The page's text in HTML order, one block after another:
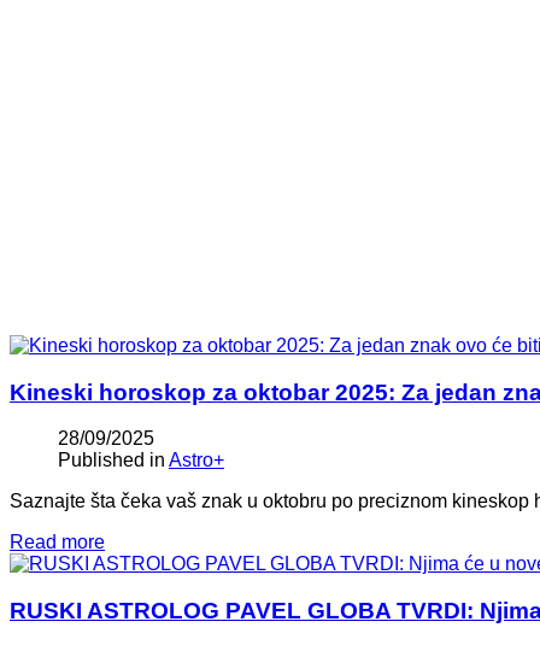
Kineski horoskop za oktobar 2025: Za jedan
28/09/2025
Published in Astro+
Saznajte šta čeka vaš znak u oktobru po preciznom kineskop
Read more
RUSKI ASTROLOG PAVEL GLOBA TVRDI: